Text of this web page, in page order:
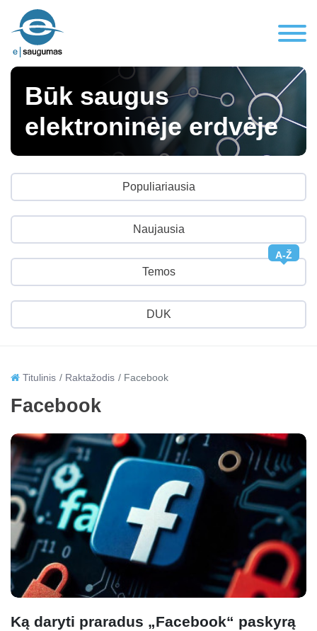
Būk saugus
elektroninėje erdvėje
Populiariausia
Naujausia
Temos
A-Ž
DUK
Titulinis Raktažodis Facebook
Facebook
Ką daryti praradus „Facebook“ paskyrą